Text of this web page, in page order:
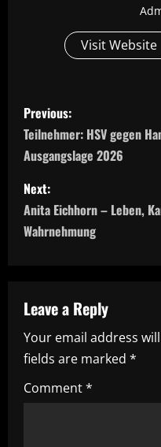
Visit Website
P
o
s
t
n
v
i
g
a
Previous:
Teilnehmer: HSV gegen
Ausgangslage 2026
Next:
Anita Eichhorn – Leben,
Wahrnehmung
Leave a Reply
Your email address
fields are marked *
Comment*